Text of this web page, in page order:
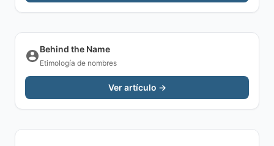
Behind the Name
Etimología de nombres
Ver artículo →